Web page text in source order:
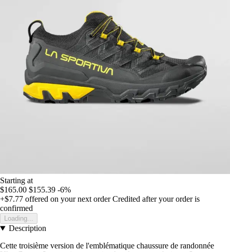
Starting at
$165.00 $155.39 -6%
+$7.77 offered on your next order Credited after your order is
confirmed
Loading...
Description
Cette troisième version de l'emblématique chaussure de randonnée